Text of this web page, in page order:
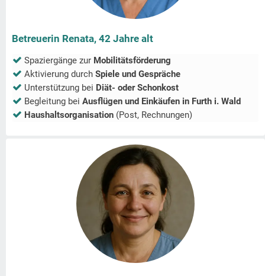
Betreuerin Renata, 42 Jahre alt
Spaziergänge zur Mobilitätsförderung
Aktivierung durch Spiele und Gespräche
Unterstützung bei Diät- oder Schonkost
Begleitung bei Ausflügen und Einkäufen in Furth i. Wald
Haushaltsorganisation (Post, Rechnungen)